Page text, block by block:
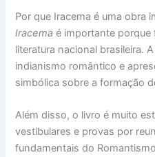
Por que Iracema é uma obra
Iracema é importante porque
literatura nacional brasileira.
indianismo romântico e
simbólica sobre a formação
Além disso, o livro é muito
vestibulares e provas por
fundamentais do